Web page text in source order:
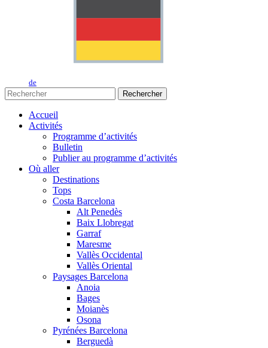
de
Rechercher
Accueil
Activités
Programme d’activités
Bulletin
Publier au programme d’activités
Où aller
Destinations
Tops
Costa Barcelona
Alt Penedès
Baix Llobregat
Garraf
Maresme
Vallès Occidental
Vallès Oriental
Paysages Barcelona
Anoia
Bages
Moianès
Osona
Pyrénées Barcelona
Berguedà